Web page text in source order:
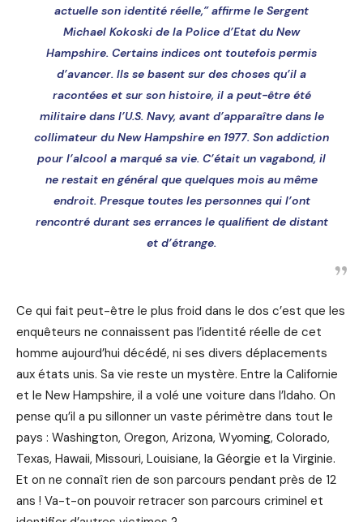
actuelle son identité réelle,” affirme le Sergent
Michael Kokoski de la Police d’Etat du New
Hampshire. Certains indices ont toutefois permis
d’avancer. Ils se basent sur des choses qu’il a
racontées et sur son histoire, il a peut-être été
militaire dans l’U.S. Navy, avant d’apparaître dans le
collimateur du New Hampshire en 1977. Son addiction
pour l’alcool a marqué sa vie. C’était un vagabond, il
ne restait en général que quelques mois au même
endroit. Presque toutes les personnes qui l’ont
rencontré durant ses errances le qualifient de distant
et d’étrange.
Ce qui fait peut-être le plus froid dans le dos c’est que les
enquêteurs ne connaissent pas l’identité réelle de cet
homme aujourd’hui décédé, ni ses divers déplacements
aux états unis. Sa vie reste un mystère. Entre la Californie
et le New Hampshire, il a volé une voiture dans l’Idaho. On
pense qu’il a pu sillonner un vaste périmètre dans tout le
pays : Washington, Oregon, Arizona, Wyoming, Colorado,
Texas, Hawaii, Missouri, Louisiane, la Géorgie et la Virginie.
Et on ne connaît rien de son parcours pendant près de 12
ans ! Va-t-on pouvoir retracer son parcours criminel et